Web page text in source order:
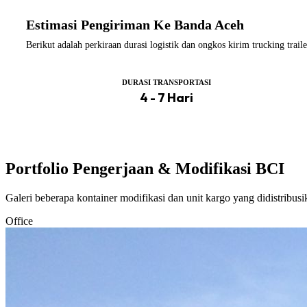
Estimasi Pengiriman Ke Banda Aceh
Berikut adalah perkiraan durasi logistik dan ongkos kirim trucking
DURASI TRANSPORTASI
4 - 7 Hari
Portfolio Pengerjaan & Modifikasi BCI
Galeri beberapa kontainer modifikasi dan unit kargo yang
Office